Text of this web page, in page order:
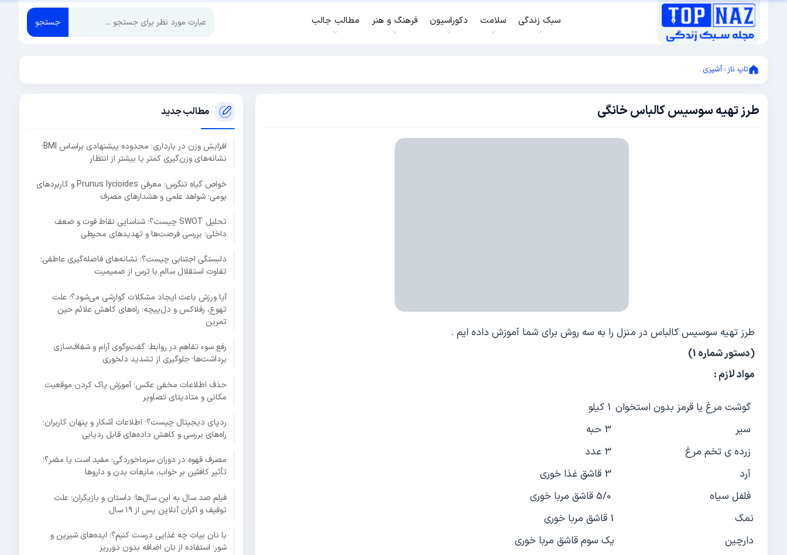
سبک زندگی سلامت دکوراسیون فرهنگ و هنر مطالب جالب جستجو
تاپ ناز»آشپزی
طرز تهیه سوسیس کالباس خانگی
اکتبر
طرز تهیه سوسیس کالباس در منزل را به سه روش برای شما آموزش داده ایم .
(دستور شماره 1)
مواد لازم :
گوشت مرغ یا قرمز بدون استخوان
سیر
3 حبه
زرده ی تخم مرغ
3 عدد
آرد
3 قاشق غذا خوری
فلفل سیاه
نمک
1 قاشق مربا خوری
دارچین
یک سوم قاشق مربا خوری
مطالب جدید
افزایش وزن در بارداری؛ محدوده پیشنهادی براساس BMI؛
نشانه‌های وزن‌گیری کمتر یا بیشتر از انتظار
خواص گیاه تنگرس؛ معرفی Prunus lycioides و کاربردهای
بومی؛ شواهد علمی و هشدارهای مصرف
تحلیل SWOT چیست؟؛ شناسایی نقاط قوت و ضعف
داخلی؛ بررسی فرصت‌ها و تهدیدهای محیطی
دلبستگی اجتنابی چیست؟؛ نشانه‌های فاصله‌گیری عاطفی؛
تفاوت استقلال سالم با ترس از صمیمیت
آیا ورزش باعث ایجاد مشکلات گوارشی می‌شود؟؛ علت
تهوع، رفلاکس و دل‌پیچه؛ راه‌های کاهش علائم حین
تمرین
رفع سوء تفاهم در روابط؛ گفت‌وگوی آرام و شفاف‌سازی
برداشت‌ها؛ جلوگیری از تشدید دلخوری
حذف اطلاعات مخفی عکس؛ آموزش پاک کردن موقعیت
مکانی و متادیتای تصاویر
ردپای دیجیتال چیست؟؛ اطلاعات آشکار و پنهان کاربران؛
راه‌های بررسی و کاهش داده‌های قابل ردیابی
مصرف قهوه در دوران سرماخوردگی؛ مفید است یا مضر؟؛
تأثیر کافئین بر خواب، مایعات بدن و داروها
فیلم صد سال به این سال‌ها؛ داستان و بازیگران؛ علت
توقیف و اکران آنلاین پس از ۱۹ سال
با نان بیات چه غذایی درست کنیم؟؛ ایده‌های شیرین و
شور؛ استفاده از نان اضافه بدون دورریز